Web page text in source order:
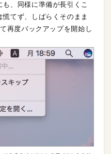
、同様に準備が長引くこ
てず、しばらくそのまま
再度バックアップを開始し